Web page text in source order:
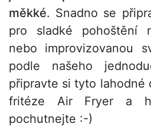
měkké. Snadno se
pro sladké pohoštění
nebo improvizovanou
podle našeho
připravte si tyto lahodné
fritéze Air Fryer a
pochutnejte :-)